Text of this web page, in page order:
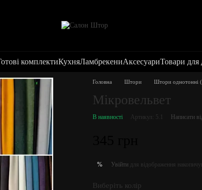
комплектиКухняЛамбрекениАксесуариТовари для
Головна Штори Штори однотонні
Мікровельвет
В наявності Артикул: 5.1 Написати
% Увійти для відображення
Виберіть колір